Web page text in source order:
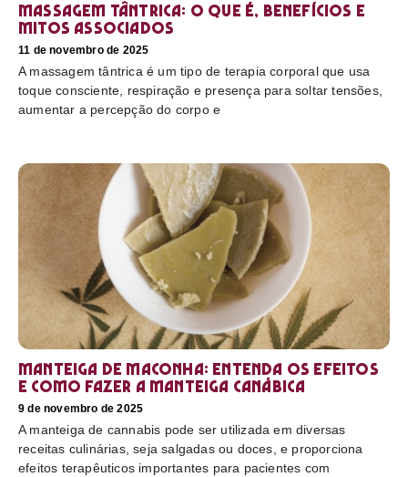
Massagem tântrica: o que é, benefícios e
mitos associados
11 de novembro de 2025
A massagem tântrica é um tipo de terapia corporal que usa
toque consciente, respiração e presença para soltar tensões,
aumentar a percepção do corpo e
Manteiga de maconha: entenda os efeitos
e como fazer a manteiga canábica
9 de novembro de 2025
A manteiga de cannabis pode ser utilizada em diversas
receitas culinárias, seja salgadas ou doces, e proporciona
efeitos terapêuticos importantes para pacientes com